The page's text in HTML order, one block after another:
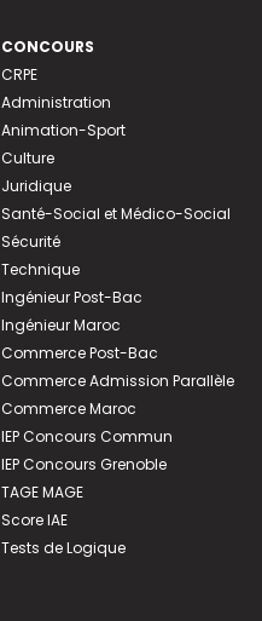
CONCOURS
CRPE
Administration
Animation-Sport
Culture
Juridique
Santé-Social et Médico-Social
Sécurité
Technique
Ingénieur Post-Bac
Ingénieur Maroc
Commerce Post-Bac
Commerce Admission Parallèle
Commerce Maroc
IEP Concours Commun
IEP Concours Grenoble
TAGE MAGE
Score IAE
Tests de Logique